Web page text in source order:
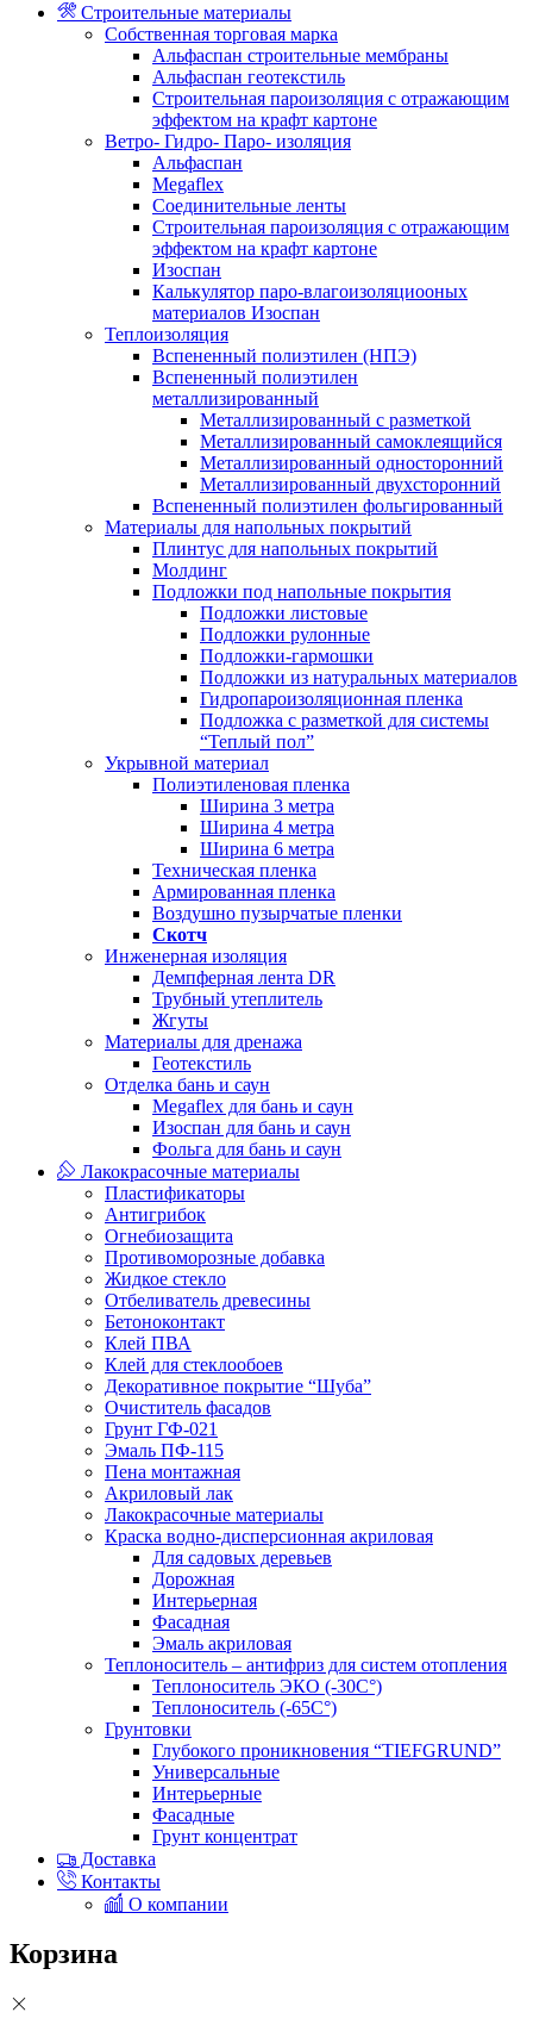
Строительные материалы
Собственная торговая марка
Альфаспан строительные мембраны
Альфаспан геотекстиль
Строительная пароизоляция с отражающим
эффектом на крафт картоне
Ветро- Гидро- Паро- изоляция
Альфаспан
Megaflex
Соединительные ленты
Строительная пароизоляция с отражающим
эффектом на крафт картоне
Изоспан
Калькулятор паро-влагоизоляциооных
материалов Изоспан
Теплоизоляция
Вспененный полиэтилен (НПЭ)
Вспененный полиэтилен
металлизированный
Металлизированный с разметкой
Металлизированный самоклеящийся
Металлизированный односторонний
Металлизированный двухсторонний
Вспененный полиэтилен фольгированный
Материалы для напольных покрытий
Плинтус для напольных покрытий
Молдинг
Подложки под напольные покрытия
Подложки листовые
Подложки рулонные
Подложки-гармошки
Подложки из натуральных материалов
Гидропароизоляционная пленка
Подложка с разметкой для системы
“Теплый пол”
Укрывной материал
Полиэтиленовая пленка
Ширина 3 метра
Ширина 4 метра
Ширина 6 метра
Техническая пленка
Армированная пленка
Воздушно пузырчатые пленки
Скотч
Инженерная изоляция
Демпферная лента DR
Трубный утеплитель
Жгуты
Материалы для дренажа
Геотекстиль
Отделка бань и саун
Megaflex для бань и саун
Изоспан для бань и саун
Фольга для бань и саун
Лакокрасочные материалы
Пластификаторы
Антигрибок
Огнебиозащита
Противоморозные добавка
Жидкое стекло
Отбеливатель древесины
Бетоноконтакт
Клей ПВА
Клей для стеклообоев
Декоративное покрытие “Шуба”
Очиститель фасадов
Грунт ГФ-021
Эмаль ПФ-115
Пена монтажная
Акриловый лак
Лакокрасочные материалы
Краска водно-дисперсионная акриловая
Для садовых деревьев
Дорожная
Интерьерная
Фасадная
Эмаль акриловая
Теплоноситель – антифриз для систем отопления
Теплоноситель ЭКО (-30С°)
Теплоноситель (-65С°)
Грунтовки
Глубокого проникновения “TIEFGRUND”
Универсальные
Интерьерные
Фасадные
Грунт концентрат
Доставка
Контакты
О компании
Корзина